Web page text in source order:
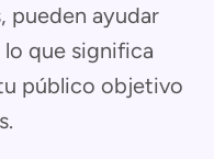
pueden ayudar
lo que significa
público objetivo